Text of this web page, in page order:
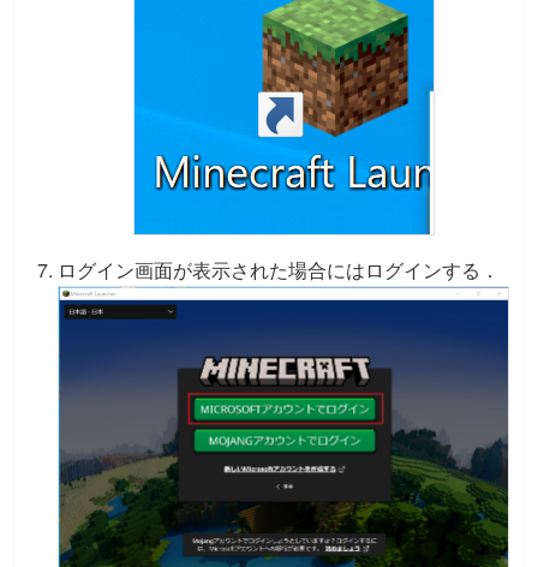
ログイン画面が表示された場合にはログインする．